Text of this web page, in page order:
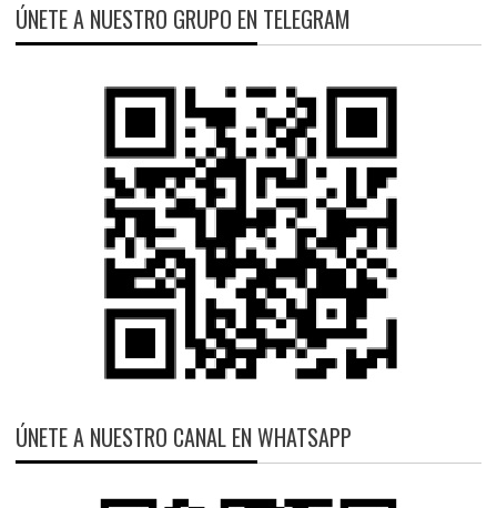
ÚNETE A NUESTRO GRUPO EN TELEGRAM
ÚNETE A NUESTRO CANAL EN WHATSAPP